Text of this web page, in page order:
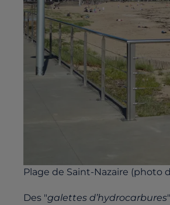
Plage de Saint-Nazaire (photo
Des "galettes d’hydrocarbures